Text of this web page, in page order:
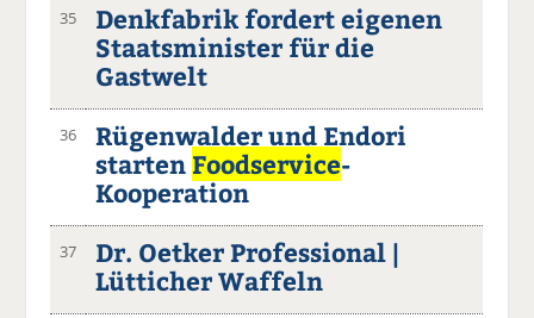
35
Denkfabrik fordert eigenen
Staatsminister für die
Gastwelt
36
Rügenwalder und Endori
starten Foodservice-
Kooperation
37
Dr. Oetker Professional |
Lütticher Waffeln